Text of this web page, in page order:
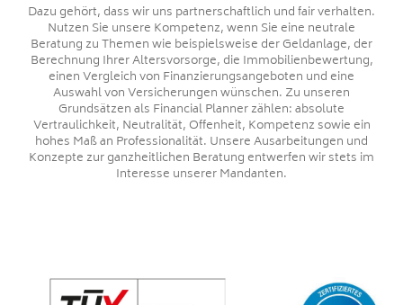
Dazu gehört, dass wir uns partnerschaftlich und fair verhalten.
Nutzen Sie unsere Kompetenz, wenn Sie eine neutrale
Beratung zu Themen wie beispielsweise der Geldanlage, der
Berechnung Ihrer Altersvorsorge, die Immobilienbewertung,
einen Vergleich von Finanzierungsangeboten und eine
Auswahl von Versicherungen wünschen. Zu unseren
Grundsätzen als Financial Planner zählen: absolute
Vertraulichkeit, Neutralität, Offenheit, Kompetenz sowie ein
hohes Maß an Professionalität. Unsere Ausarbeitungen und
Konzepte zur ganzheitlichen Beratung entwerfen wir stets im
Interesse unserer Mandanten.